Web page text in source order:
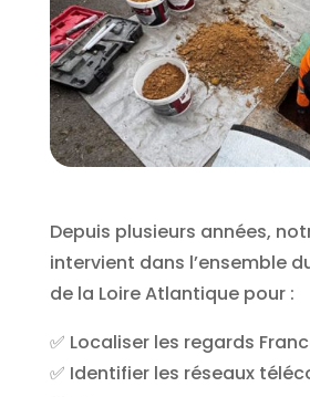
Depuis plusieurs années,
intervient dans l’ensemble
de la Loire Atlantique pour :
✅ Localiser les regards
✅ Identifier les réseaux